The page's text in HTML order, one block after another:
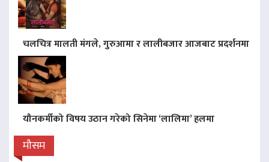
चलचित्र मालती मंगले, गुरुआमा र लालीबजार आजबाट प्रदर्शनमा
यौनकर्मीको विषय उठान गरेको सिनेमा ‘लालिमा’ हलमा
मौसम